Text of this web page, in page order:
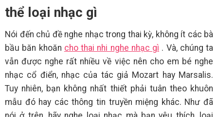
thể loại nhạc gì
Nói đến chủ đề nghe nhạc trong thai kỳ, không ít các bà
bầu băn khoăn cho thai nhi nghe nhạc gì . Và, chúng ta
vẫn được nghe rất nhiều về việc nên cho em bé nghe
nhạc cổ điển, nhạc của tác giả Mozart hay Marsalis.
Tuy nhiên, bạn không nhất thiết phải tuân theo khuôn
mẫu đó hay các thông tin truyền miệng khác. Như đã